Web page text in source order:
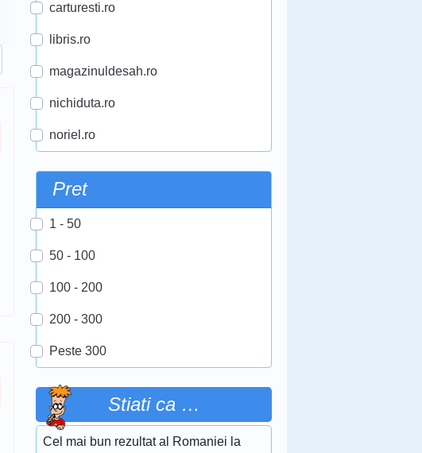
carturesti.ro
libris.ro
magazinuldesah.ro
nichiduta.ro
noriel.ro
Pret
1 - 50
50 - 100
100 - 200
200 - 300
Peste 300
Stiati ca …
Cel mai bun rezultat al Romaniei la